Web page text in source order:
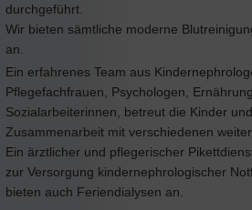
durchgeführt.
Wir bieten sämtliche moderne
an.
Ein erfahrenes Team aus
Pflegefachfrauen, Psychologen,
Sozialarbeiterinnen, betreut die Kinder
Zusammenarbeit mit verschiedenen
Ein ärztlicher und pflegerischer
zur Versorgung kindernephrologischer
bieten auch Feriendialysen an.